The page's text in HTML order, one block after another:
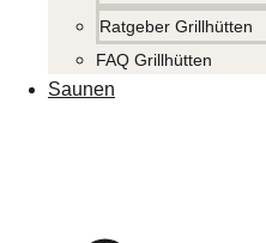
Ratgeber Grillhütten
FAQ Grillhütten
Saunen